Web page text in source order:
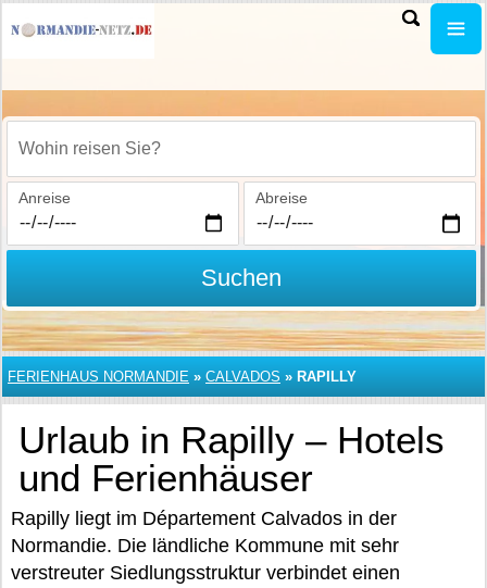
Wohin reisen Sie?
Anreise Abreise
Suchen
FERIENHAUS NORMANDIE » CALVADOS » RAPILLY
Urlaub in Rapilly – Hotels
und Ferienhäuser
Rapilly liegt im Département Calvados in der
Normandie. Die ländliche Kommune mit sehr
verstreuter Siedlungsstruktur verbindet einen